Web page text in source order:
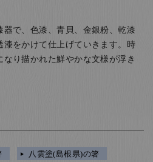
で、色漆、青貝、金銀粉、乾漆
漆をかけて仕上げていきます。時
り描かれた鮮やかな文様が浮き
八雲塗(島根県)の箸